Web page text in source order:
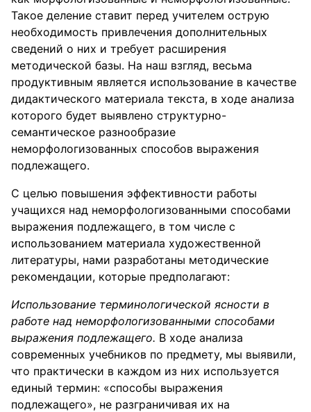
Такое деление ставит перед учителем острую
необходимость привлечения дополнительных
сведений о них и требует расширения
методической базы. На наш взгляд, весьма
продуктивным является использование в качестве
дидактического материала текста, в ходе анализа
которого будет выявлено структурно-
семантическое разнообразие
неморфологизованных способов выражения
подлежащего.
С целью повышения эффективности работы
учащихся над неморфологизованными способами
выражения подлежащего, в том числе с
использованием материала художественной
литературы, нами разработаны методические
рекомендации, которые предполагают:
Использование терминологической ясности в
работе над неморфологизованными способами
выражения подлежащего. В ходе анализа
современных учебников по предмету, мы выявили,
что практически в каждом из них используется
единый термин: «способы выражения
подлежащего», не разграничивая их на